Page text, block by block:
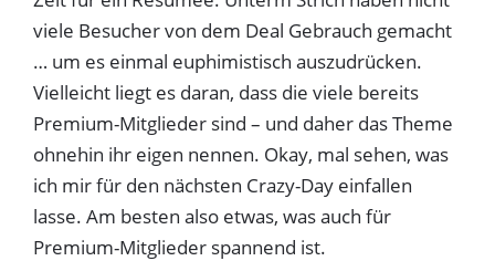
viele Besucher von dem Deal Gebrauch gemacht
… um es einmal euphimistisch auszudrücken.
Vielleicht liegt es daran, dass die viele bereits
Premium-Mitglieder sind – und daher das Theme
ohnehin ihr eigen nennen. Okay, mal sehen, was
ich mir für den nächsten Crazy-Day einfallen
lasse. Am besten also etwas, was auch für
Premium-Mitglieder spannend ist.